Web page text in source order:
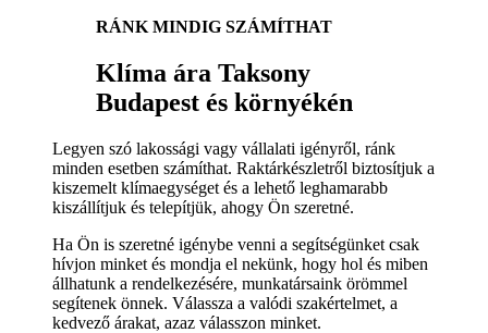
RÁNK MINDIG SZÁMÍTHAT
Klíma ára Taksony
Budapest és környékén
Legyen szó lakossági vagy vállalati igényről, ránk
minden esetben számíthat. Raktárkészletről biztosítjuk a
kiszemelt klímaegységet és a lehető leghamarabb
kiszállítjuk és telepítjük, ahogy Ön szeretné.
Ha Ön is szeretné igénybe venni a segítségünket csak
hívjon minket és mondja el nekünk, hogy hol és miben
állhatunk a rendelkezésére, munkatársaink örömmel
segítenek önnek. Válassza a valódi szakértelmet, a
kedvező árakat, azaz válasszon minket.